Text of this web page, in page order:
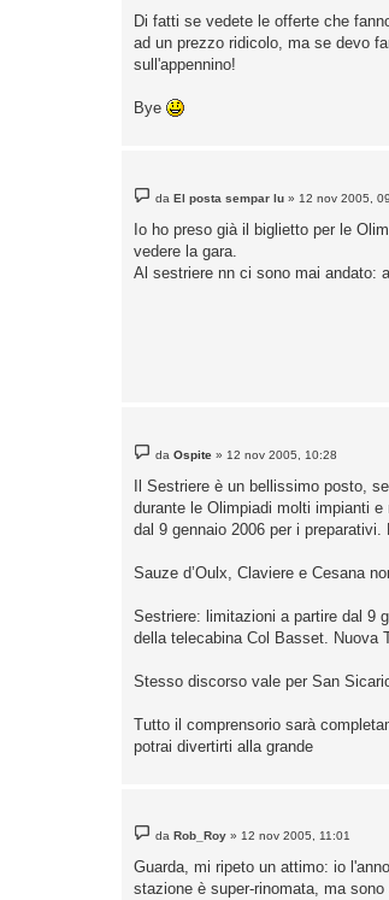
Di fatti se vedete le offerte che
ad un prezzo ridicolo, ma se devo
sull'appennino!
Bye
M
e
s
s
a
g
daEl posta sempar lu » 12 nov 2005,
Io ho preso già il biglietto per le
vedere la gara.
Al sestriere nn ci sono mai andato:
M
e
s
s
a
g
g
daOspite » 12 nov 2005, 10:28
Il Sestriere è un bellissimo posto,
durante le Olimpiadi molti impianti
dal 9 gennaio 2006 per i
Sauze d’Oulx, Claviere e Cesana
Sestriere: limitazioni a partire dal 9
della telecabina Col Basset. Nuova
Stesso discorso vale per San
Tutto il comprensorio sarà
potrai divertirti alla grande
M
e
s
a
daRob_Roy » 12 nov 2005, 11:01
Guarda, mi ripeto un attimo: io
stazione è super-rinomata, ma